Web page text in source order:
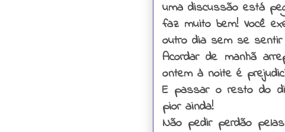
uma discussão está
faz muito bem! Você
outro dia sem se sentir
Acordar de manhã
ontem à noite é
E passar o resto do
pior ainda!
Não pedir perdão